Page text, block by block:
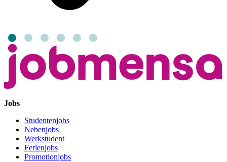
Jobs
Studentenjobs
Nebenjobs
Werkstudent
Ferienjobs
Promotionjobs